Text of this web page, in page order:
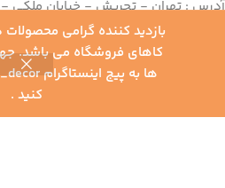
آدرس : تهران - تجریش - خیابان ملکی
منفی یک - واحد 145بازدید کننده گرامی
کاهای فروشگاه می باشد.
کنید .
0